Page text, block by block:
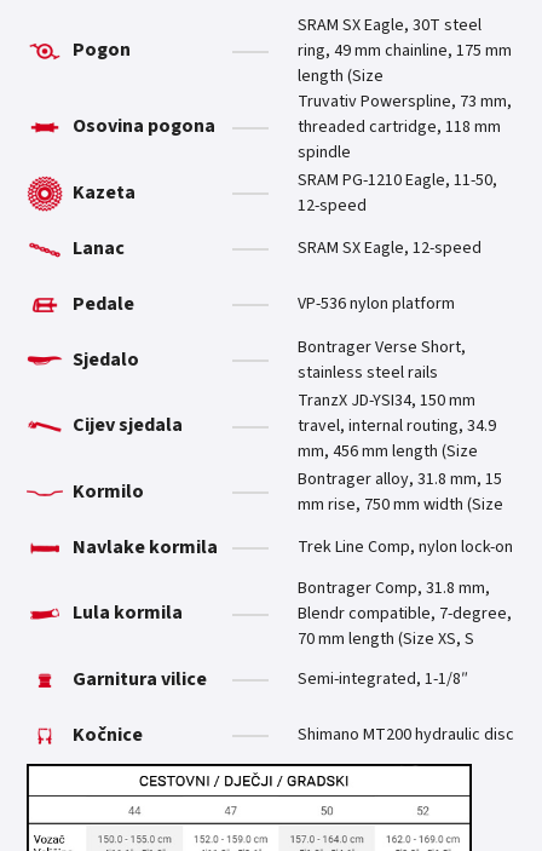
Pogon
SRAM SX Eagle, 30T steel
ring, 49 mm chainline, 175 mm
length (Size
Osovina pogona
Truvativ Powerspline, 73 mm,
threaded cartridge, 118 mm
spindle
Kazeta
SRAM PG-1210 Eagle, 11-50,
12-speed
Lanac SRAM SX Eagle, 12-speed
Pedale VP-536 nylon platform
Sjedalo
Bontrager Verse Short,
stainless steel rails
Cijev sjedala
TranzX JD-YSI34, 150 mm
travel, internal routing, 34.9
mm, 456 mm length (Size
Kormilo
Bontrager alloy, 31.8 mm, 15
mm rise, 750 mm width (Size
Navlake kormila Trek Line Comp, nylon lock-on
Lula kormila
Bontrager Comp, 31.8 mm,
Blendr compatible, 7-degree,
70 mm length (Size XS, S
Garnitura vilice Semi-integrated, 1-1/8″
Kočnice Shimano MT200 hydraulic disc